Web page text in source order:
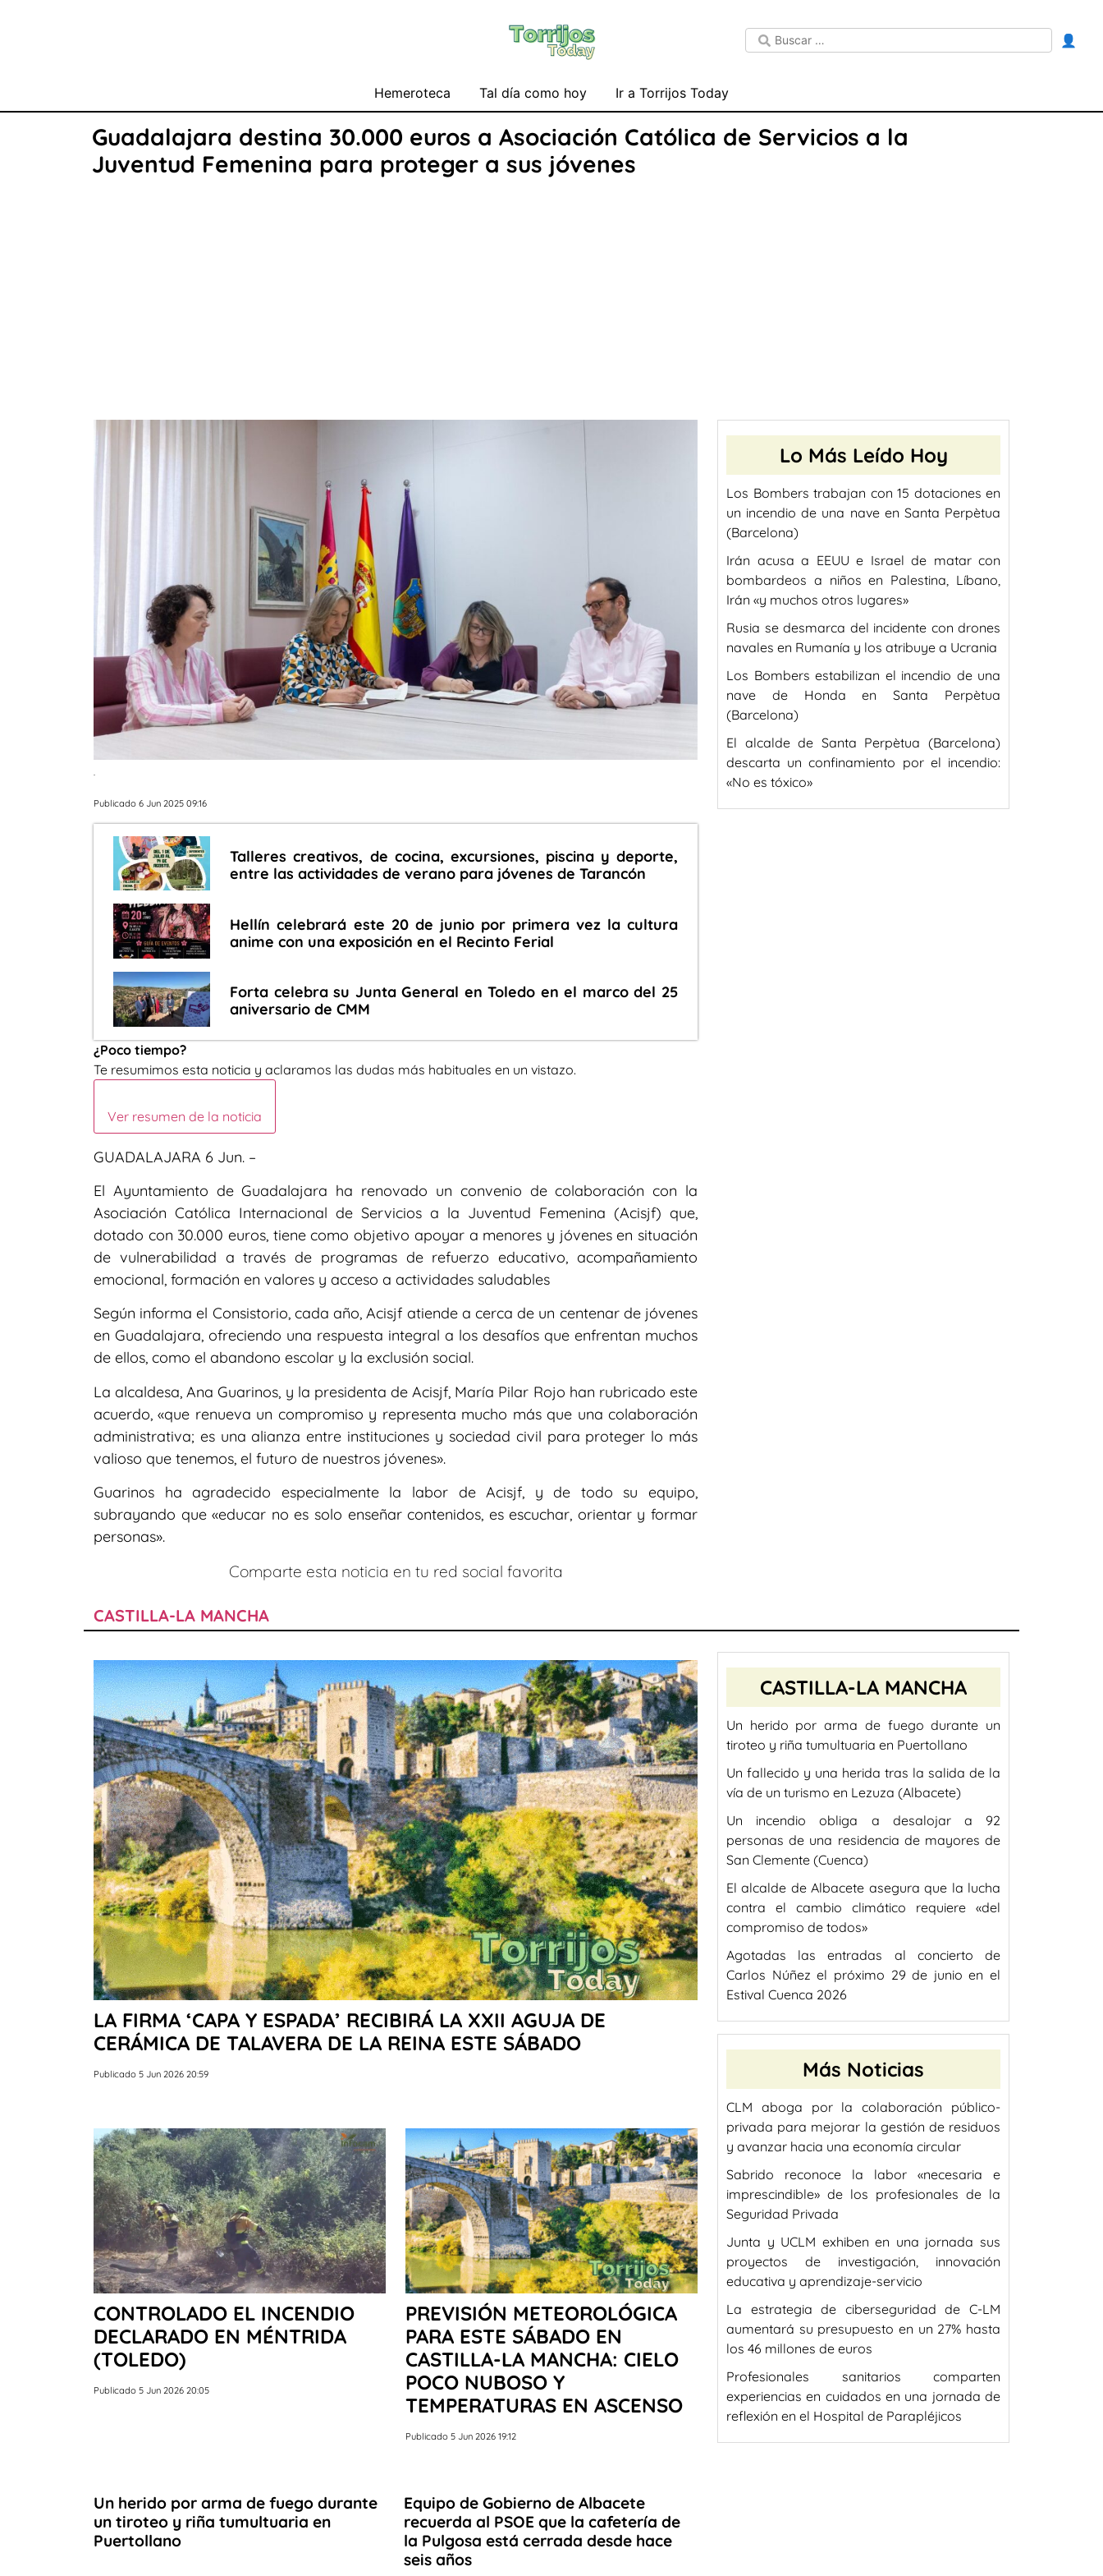
👤
Hemeroteca Tal día como hoy Ir a Torrijos Today
Guadalajara destina 30.000 euros a Asociación Católica de Servicios a la
Juventud Femenina para proteger a sus jóvenes
.
Publicado 6 Jun 2025 09:16
Talleres creativos, de cocina, excursiones, piscina y deporte,
entre las actividades de verano para jóvenes de Tarancón
Hellín celebrará este 20 de junio por primera vez la cultura
anime con una exposición en el Recinto Ferial
Forta celebra su Junta General en Toledo en el marco del 25
aniversario de CMM
¿Poco tiempo?
Te resumimos esta noticia y aclaramos las dudas más habituales en un vistazo.
Ver resumen de la noticia
GUADALAJARA 6 Jun. –
El Ayuntamiento de Guadalajara ha renovado un convenio de colaboración con la
Asociación Católica Internacional de Servicios a la Juventud Femenina (Acisjf) que,
dotado con 30.000 euros, tiene como objetivo apoyar a menores y jóvenes en situación
de vulnerabilidad a través de programas de refuerzo educativo, acompañamiento
emocional, formación en valores y acceso a actividades saludables
Según informa el Consistorio, cada año, Acisjf atiende a cerca de un centenar de jóvenes
en Guadalajara, ofreciendo una respuesta integral a los desafíos que enfrentan muchos
de ellos, como el abandono escolar y la exclusión social.
La alcaldesa, Ana Guarinos, y la presidenta de Acisjf, María Pilar Rojo han rubricado este
acuerdo, «que renueva un compromiso y representa mucho más que una colaboración
administrativa; es una alianza entre instituciones y sociedad civil para proteger lo más
valioso que tenemos, el futuro de nuestros jóvenes».
Guarinos ha agradecido especialmente la labor de Acisjf, y de todo su equipo,
subrayando que «educar no es solo enseñar contenidos, es escuchar, orientar y formar
personas».
Comparte esta noticia en tu red social favorita
Lo Más Leído Hoy
Los Bombers trabajan con 15 dotaciones en
un incendio de una nave en Santa Perpètua
(Barcelona)
Irán acusa a EEUU e Israel de matar con
bombardeos a niños en Palestina, Líbano,
Irán «y muchos otros lugares»
Rusia se desmarca del incidente con drones
navales en Rumanía y los atribuye a Ucrania
Los Bombers estabilizan el incendio de una
nave de Honda en Santa Perpètua
(Barcelona)
El alcalde de Santa Perpètua (Barcelona)
descarta un confinamiento por el incendio:
«No es tóxico»
CASTILLA-LA MANCHA
LA FIRMA ‘CAPA Y ESPADA’ RECIBIRÁ LA XXII AGUJA DE
CERÁMICA DE TALAVERA DE LA REINA ESTE SÁBADO
Publicado 5 Jun 2026 20:59
CONTROLADO EL INCENDIO
DECLARADO EN MÉNTRIDA
(TOLEDO)
Publicado 5 Jun 2026 20:05
PREVISIÓN METEOROLÓGICA
PARA ESTE SÁBADO EN
CASTILLA-LA MANCHA: CIELO
POCO NUBOSO Y
TEMPERATURAS EN ASCENSO
Publicado 5 Jun 2026 19:12
Un herido por arma de fuego durante
un tiroteo y riña tumultuaria en
Puertollano
Equipo de Gobierno de Albacete
recuerda al PSOE que la cafetería de
la Pulgosa está cerrada desde hace
seis años
CASTILLA-LA MANCHA
Un herido por arma de fuego durante un
tiroteo y riña tumultuaria en Puertollano
Un fallecido y una herida tras la salida de la
vía de un turismo en Lezuza (Albacete)
Un incendio obliga a desalojar a 92
personas de una residencia de mayores de
San Clemente (Cuenca)
El alcalde de Albacete asegura que la lucha
contra el cambio climático requiere «del
compromiso de todos»
Agotadas las entradas al concierto de
Carlos Núñez el próximo 29 de junio en el
Estival Cuenca 2026
Más Noticias
CLM aboga por la colaboración público-
privada para mejorar la gestión de residuos
y avanzar hacia una economía circular
Sabrido reconoce la labor «necesaria e
imprescindible» de los profesionales de la
Seguridad Privada
Junta y UCLM exhiben en una jornada sus
proyectos de investigación, innovación
educativa y aprendizaje-servicio
La estrategia de ciberseguridad de C-LM
aumentará su presupuesto en un 27% hasta
los 46 millones de euros
Profesionales sanitarios comparten
experiencias en cuidados en una jornada de
reflexión en el Hospital de Parapléjicos